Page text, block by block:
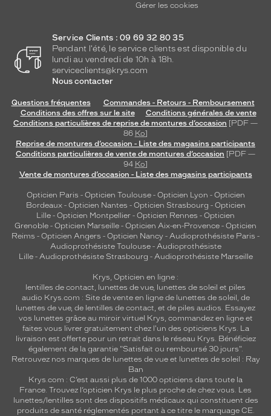
Gérer les cookies
Service Clients : 09 69 32 80 35
Pendant l'été, le service clients est disponible du
lundi au vendredi de 10h à 18h.
serviceclients@krys.com
Nous contacter
Questions fréquentes
Commandes - Retours - Remboursement
Conditions des offres sur le site
Conditions générales de vente
Conditions particulières de reprise de montures d’occasion [PDF —
86 Ko]
Reprise de montures d’occasion - Liste des magasins participants
Conditions particulières de vente de montures d’occasion [PDF —
94 Ko]
Vente de montures d’occasion - Liste des magasins participants
Opticien Paris - Opticien Toulouse- Opticien Lyon - Opticien
Bordeaux- Opticien Nantes - Opticien Strasbourg - Opticien
Lille - Opticien Montpellier - Opticien Rennes - Opticien
Grenoble - Opticien Marseille - Opticien Aix-en-Provence - Opticien
Reims - Opticien Angers - Opticien Nancy - Audioprothésiste Paris -
Audioprothésiste Toulouse- Audioprothésiste
Lille- Audioprothésiste Strasbourg - Audioprothésiste Marseille
Krys, Opticien en ligne :
lentilles de contact, lunettes de vue, lunettes de soleil et piles
audio Krys.com : Site de vente en ligne de lunettes de soleil, de
lunettes de vue, de lentilles de contact, et de piles audios. Essayez
vos lunettes grâce au miroir virtuel Krys, commandez en ligne et
faites vous livrer gratuitement chez l'un des opticiens Krys. La
livraison est offerte pour un retrait dans le réseau Krys. Bénéficiez
également de la garantie "Satisfait ou remboursé 30 jours".
Retrouvez nos marques de lunettes de vue et lunettes de soleil : Ray
Ban
Krys.com : C’est aussi plus de 1000 opticiens dans toute la
France. Trouvez l’opticien Krys le plus proche de chez vous. Les
lunettes/lentilles sont des dispositifs médicaux qui constituent des
produits de santé réglementés portant à ce titre le marquage CE.